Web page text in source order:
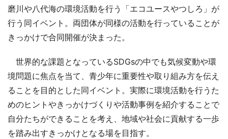
磨川や八代海の環境活動を行う「エコユースやつしろ」が
行う同イベント。両団体が同様の活動を行っていることが
きっかけで合同開催が決まった。
世界的な課題となっているSDGsの中でも気候変動や環
境問題に焦点を当て、青少年に重要性や取り組み方を伝え
ることを目的とした同イベント。実際に環境活動を行うた
めのヒントやきっかけづくりや活動事例を紹介することで
自分たちができることを考え、地域や社会に貢献する一歩
を踏み出すきっかけとなる場を目指す。